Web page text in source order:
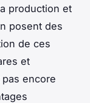
production et
posent des
de ces
et
encore